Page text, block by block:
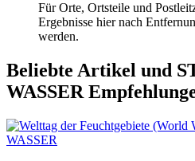
Für Orte, Ortsteile und
Ergebnisse hier nach
werden.
Beliebte Artikel und
WASSER